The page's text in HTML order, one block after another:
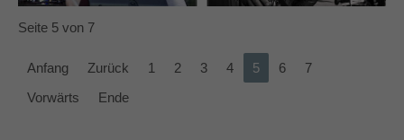
Seite 5 von 7
Anfang Zurück 1 2 3 4 5 6
7
Vorwärts
Ende